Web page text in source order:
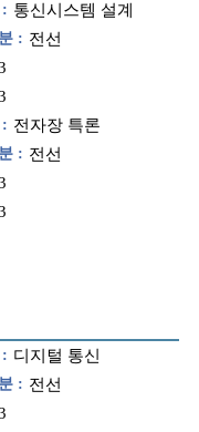
: 통신시스템 설계
: 전선
: 전자장 특론
: 전선
: 디지털 통신
: 전선